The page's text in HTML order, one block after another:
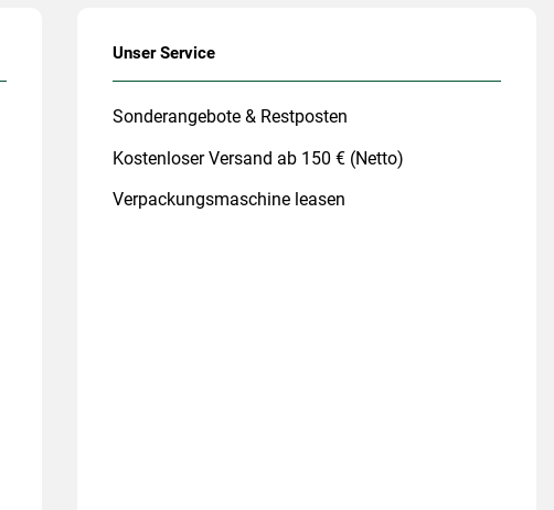
Unser Service
Sonderangebote & Restposten
Kostenloser Versand ab 150 € (Netto)
Verpackungsmaschine leasen